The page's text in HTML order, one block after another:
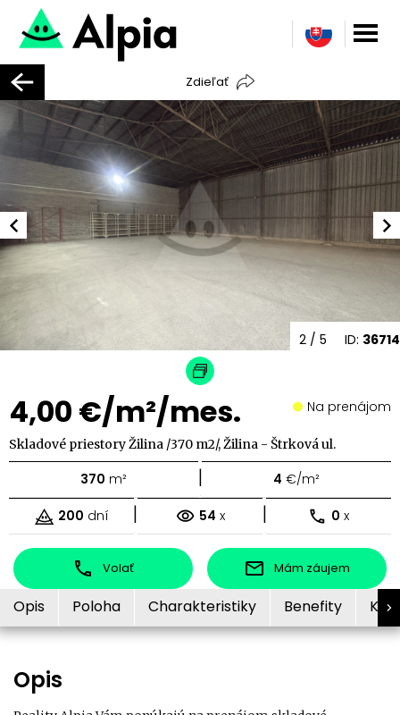
Zdieľať
ID: 36714
2 / 5
4,00 €/m²/mes. Na prenájom
Skladové priestory Žilina /370 m2/, Žilina - Štrková ul.
370 m² | 4 €/m²
200 dní | 54 x | 0 x
Volať Mám záujem
Opis Poloha Charakteristiky Benefity
Opis